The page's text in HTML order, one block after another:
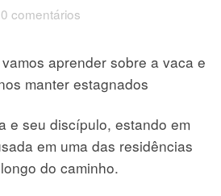
0 comentários
aprender sobre a vaca e
manter estagnados
e seu discípulo, estando em
em uma das residências
do caminho.